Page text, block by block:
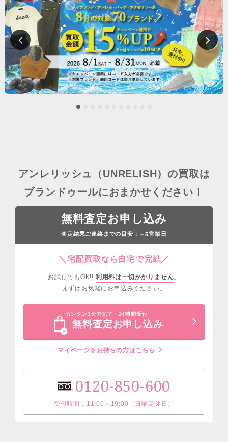
アンレリッシュ（UNRELISH）の買取は
ブランドゥールにおまかせください！
無料査定お申し込み
査定結果ご連絡までの目安： ～5営業日
＼宅配買取なら自宅で完結／
お試しでもOK!! 利用料は一切かかりません。
まずはお気軽にお申込みください。
カンタン3分で完了・24時間受付
無料査定お申し込み
マイページをお持ちの方はこちら
0120-850-600
受付時間：11:00～19:00（日曜定休日）